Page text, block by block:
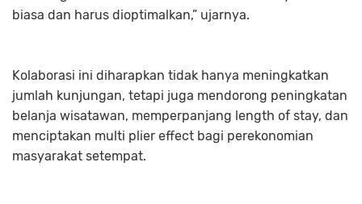
biasa dan harus dioptimalkan,” ujarnya.
Kolaborasi ini diharapkan tidak hanya meningkatkan
jumlah kunjungan, tetapi juga mendorong peningkatan
belanja wisatawan, memperpanjang length of stay, dan
menciptakan multi plier effect bagi perekonomian
masyarakat setempat.